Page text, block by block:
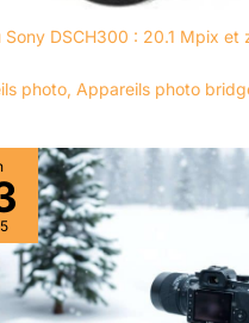
sous 24 heures
Sony DSCH300 : 20.1 Mpix et
photo, Appareils photo